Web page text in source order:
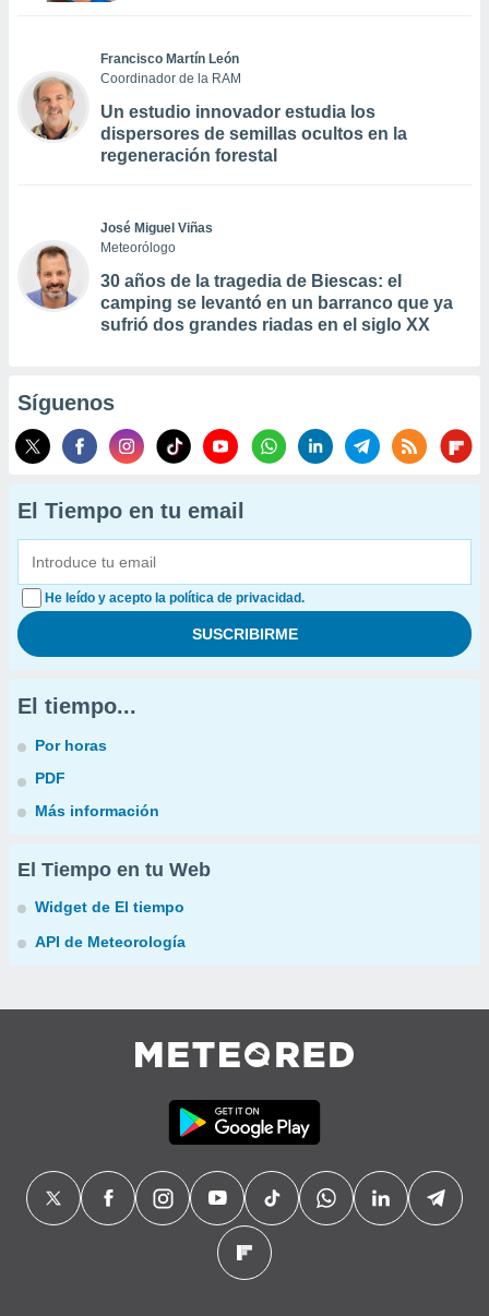
Francisco Martín León
Coordinador de la RAM
Un estudio innovador estudia los
dispersores de semillas ocultos en la
regeneración forestal
José Miguel Viñas
Meteorólogo
30 años de la tragedia de Biescas: el
camping se levantó en un barranco que ya
sufrió dos grandes riadas en el siglo XX
Síguenos
El Tiempo en tu email
He leído y acepto la política de privacidad.
El tiempo...
Por horas
PDF
Más información
El Tiempo en tu Web
Widget de El tiempo
API de Meteorología